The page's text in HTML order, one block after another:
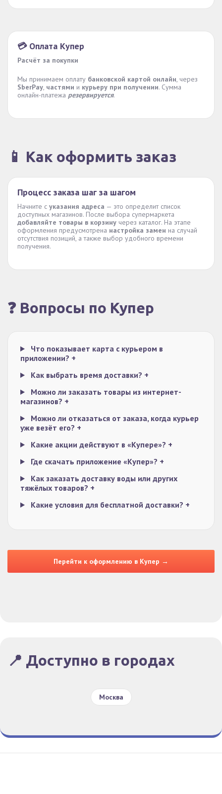
💳 Оплата Купер
Расчёт за покупки
Мы принимаем оплату банковской картой онлайн, через
SberPay, частями и курьеру при получении. Сумма
онлайн-платежа резервируется.
📱 Как оформить заказ
Процесс заказа шаг за шагом
Начните с указания адреса — это определит список
доступных магазинов. После выбора супермаркета
добавляйте товары в корзину через каталог. На этапе
оформления предусмотрена настройка замен на случай
отсутствия позиций, а также выбор удобного времени
получения.
❓ Вопросы по Купер
Что показывает карта с курьером в
приложении? +
Как выбрать время доставки? +
Можно ли заказать товары из интернет-
магазинов? +
Можно ли отказаться от заказа, когда курьер
уже везёт его? +
Какие акции действуют в «Купере»? +
Где скачать приложение «Купер»? +
Как заказать доставку воды или других
тяжёлых товаров? +
Какие условия для бесплатной доставки? +
Перейти к оформлению в Купер →
📍 Доступно в городах
Москва